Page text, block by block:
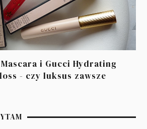
i Gucci Hydrating
- czy luksus zawsze